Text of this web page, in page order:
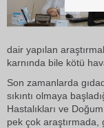
dair yapılan
karnında bile kötü
Son zamanlarda
sıkıntı olmaya
Hastalıkları ve
pek çok araştırmada,